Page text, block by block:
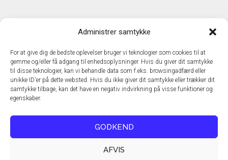
Administrer samtykke
For at give dig de bedste oplevelser bruger vi teknologier som cookies til at
gemme og/eller få adgang til enhedsoplysninger. Hvis du giver dit samtykke
til disse teknologier, kan vi behandle data som f.eks. browsingadfærd eller
unikke ID'er på dette websted. Hvis du ikke giver dit samtykke eller trækker dit
samtykke tilbage, kan det have en negativ indvirkning på visse funktioner og
egenskaber.
GODKEND
AFVIS
TechMedia A/S
DK – 2600 Glostrup
www.techmedia.dk
Telefon: +45 43 24 26 28
E-mail:info@techmedia.dk